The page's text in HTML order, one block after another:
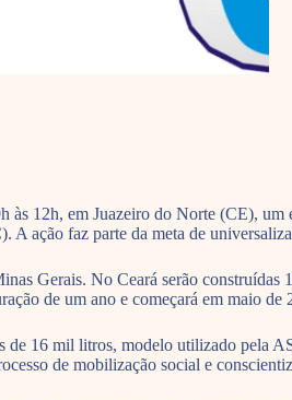
12h, em Juazeiro do Norte (CE),
ação faz parte da meta de
Gerais. No Ceará serão
de um ano e começará em maio de
16 mil litros, modelo utilizado pela
de mobilização social e